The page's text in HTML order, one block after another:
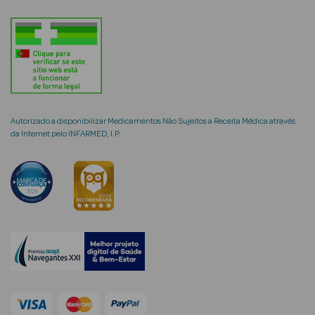
Rosto e
Ver Tudo
Rosto
Hidratantes
Creme de Olhos
envelhecimento
Autorizado a disponibilizar Medicamentos Não Sujeitos a Receita Médica através
da Internet pelo INFARMED, I.P.